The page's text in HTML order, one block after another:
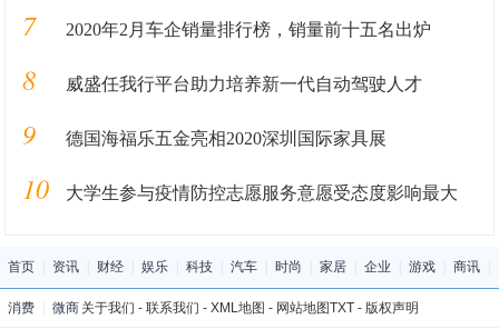
7 2020年2月车企销量排行榜，销量前十五名出炉
8 威盛任我行平台助力培养新一代自动驾驶人才
9 德国海福乐五金亮相2020深圳国际家具展
10 大学生参与疫情防控志愿服务意愿受态度影响最大
首页 资讯 财经 娱乐 科技 汽车 时尚 家居 企业 游戏 商讯
消费 微商 关于我们 - 联系我们 - XML地图 - 网站地图TXT- 版权声明